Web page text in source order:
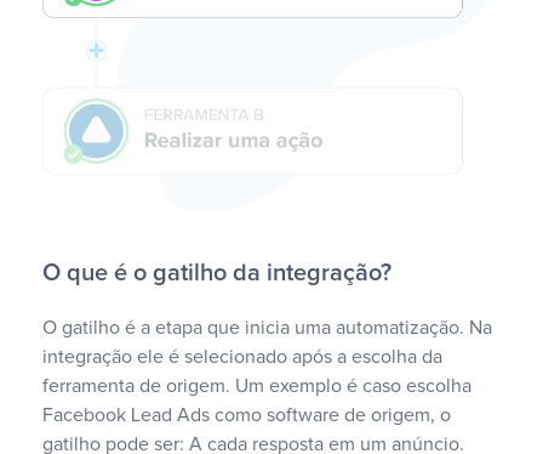
O que é o gatilho da integração?
O gatilho é a etapa que inicia uma automatização. Na
integração ele é selecionado após a escolha da
ferramenta de origem. Um exemplo é caso escolha
Facebook Lead Ads como software de origem, o
gatilho pode ser: A cada resposta em um anúncio.